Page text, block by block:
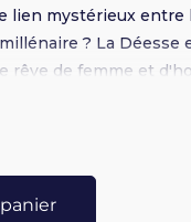
lien mystérieux
? La
rêve de femme et
de l'amour et de
pont de
Déesse est l'étape
la Déesse.